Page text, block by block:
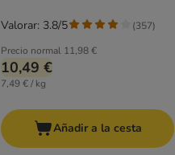
Precio normal 11,98 €
10,49 €
7,49 € / kg
Valorar: 3.8/5 (357)
Añadir a la cesta